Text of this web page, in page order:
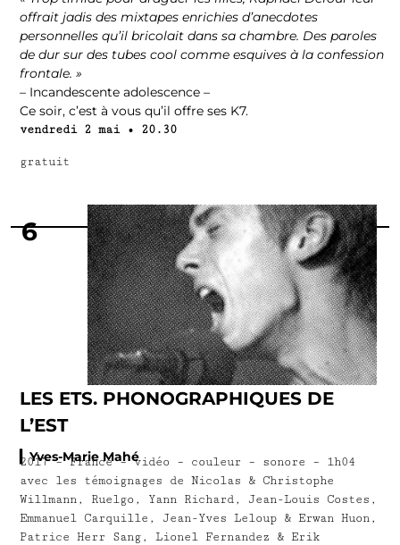
offrait jadis des mixtapes enrichies d’anecdotes
personnelles qu’il bricolait dans sa chambre. Des paroles
de dur sur des tubes cool comme esquives à la confession
frontale. »
– Incandescente adolescence –
Ce soir, c’est à vous qu’il offre ses K7.
vendredi 2 mai • 20.30
gratuit
6
LES ETS. PHONOGRAPHIQUES DE
L’EST
▎Yves-Marie Mahé
2017 – France – vidéo – couleur – sonore – 1h04
avec les témoignages de Nicolas & Christophe
Willmann, Ruelgo, Yann Richard, Jean-Louis Costes,
Emmanuel Carquille, Jean-Yves Leloup & Erwan Huon,
Patrice Herr Sang, Lionel Fernandez & Erik